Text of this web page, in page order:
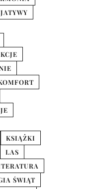
KSIĄŻKI
LAS
ŚWIĄT